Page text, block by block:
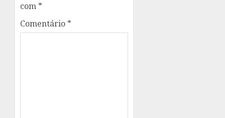
com *
Comentário *